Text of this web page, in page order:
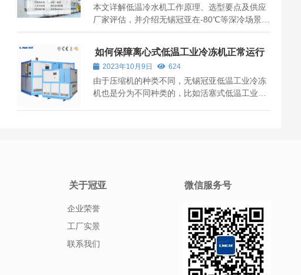
本文详解低温冷水机工作原理、选型要点及供应
厂家评估，并介绍无锡冠亚在-80℃等深冷场景
的解决方案优势，助力企业科学采购。
如何保障离心式低温工业冷冻机正常运行
2023年10月9日 624
由于压缩机的种类不同，无锡冠亚低温工业冷冻
机也是分为不同种类的，比如活塞式低温工业冷
关于冠亚
企业荣誉
工厂实景
联系我们
微信服务号